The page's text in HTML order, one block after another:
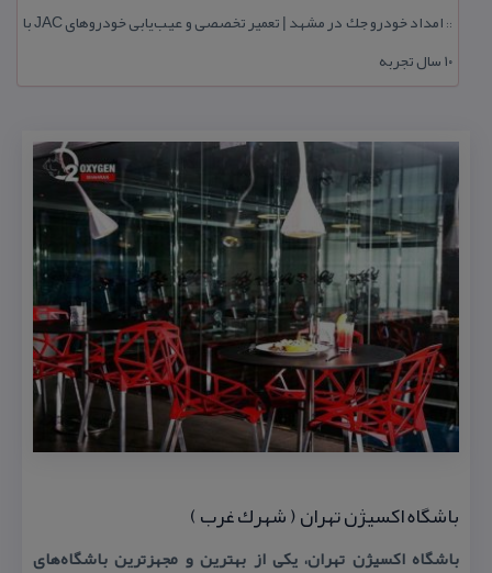
::
امداد خودرو جك در مشهد | تعمیر تخصصی و عیب‌یابی خودروهای JAC با
۱۰ سال تجربه
باشگاه اكسیژن تهران ( شهرك غرب )
باشگاه اكسیژن تهران، یكی از بهترین و مجهزترین باشگاه‌های